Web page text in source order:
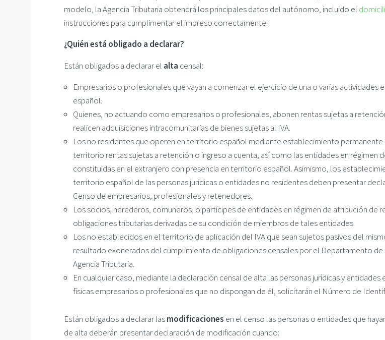
modelo, la Agencia Tributaria obtendrá los principales datos del autónomo, incluido el
instrucciones para cumplimentar el impreso correctamente:
¿Quién está obligado a declarar?
Están obligados a declarar el alta censal:
Empresarios o profesionales que vayan a comenzar el ejercicio de una o varias
español.
Quienes, no actuando como empresarios o profesionales, abonen rentas sujetas a
realicen adquisiciones intracomunitarias de bienes sujetas al IVA.
Los no residentes que operen en territorio español mediante establecimiento permanente
territorio rentas sujetas a retención o ingreso a cuenta, así como las entidades en régimen
constituidas en el extranjero con presencia en territorio español. Asimismo, los
territorio español de las personas jurídicas o entidades no residentes deben presentar
Censo de empresarios, profesionales y retenedores.
Los socios, herederos, comuneros, o partícipes de entidades en régimen de atribución de
obligaciones tributarias derivadas de su condición de miembros de tales entidades.
Los no establecidos en el territorio de aplicación del IVA que sean sujetos pasivos del
resultado exonerados del cumplimiento de obligaciones censales por el Departamento de
Agencia Tributaria.
En cualquier caso, mediante la declaración censal de alta las personas jurídicas y entidades
físicas empresarios o profesionales que no dispongan de él, solicitarán el Número de
Están obligados a declarar lasmodificaciones en el censo las personas o entidades que
de alta deberán presentar declaración de modificación cuando: